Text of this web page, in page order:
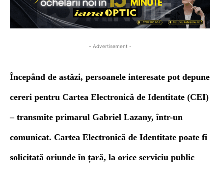
- Advertisement -
Începând de astăzi, persoanele interesate pot depune
cereri pentru Cartea Electronică de Identitate (CEI)
– transmite primarul Gabriel Lazany, într-un
comunicat. Cartea Electronică de Identitate poate fi
solicitată oriunde în țară, la orice serviciu public